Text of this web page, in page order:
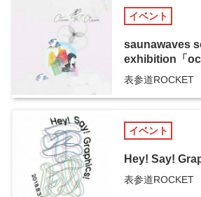
イベント
saunawaves
exhibition「
表参道ROCKET
イベント
Hey! Say!
表参道ROCKET